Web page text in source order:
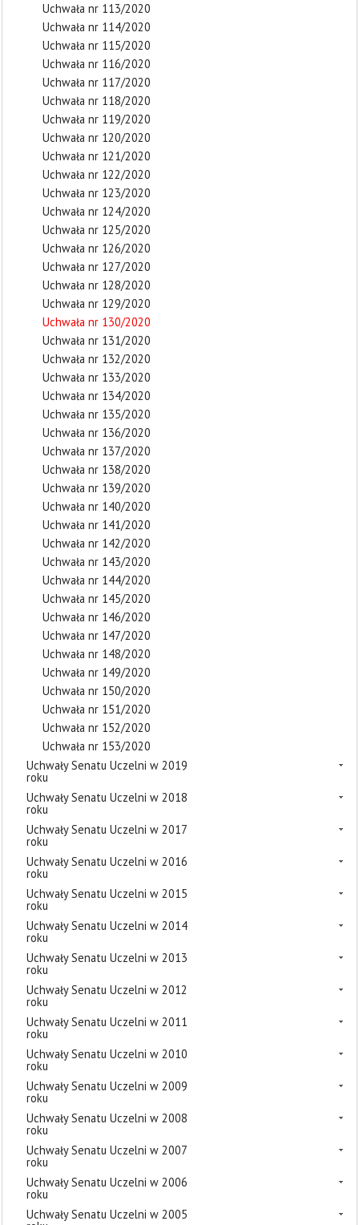
Uchwała nr 113/2020
Uchwała nr 114/2020
Uchwała nr 115/2020
Uchwała nr 116/2020
Uchwała nr 117/2020
Uchwała nr 118/2020
Uchwała nr 119/2020
Uchwała nr 120/2020
Uchwała nr 121/2020
Uchwała nr 122/2020
Uchwała nr 123/2020
Uchwała nr 124/2020
Uchwała nr 125/2020
Uchwała nr 126/2020
Uchwała nr 127/2020
Uchwała nr 128/2020
Uchwała nr 129/2020
Uchwała nr 130/2020
Uchwała nr 131/2020
Uchwała nr 132/2020
Uchwała nr 133/2020
Uchwała nr 134/2020
Uchwała nr 135/2020
Uchwała nr 136/2020
Uchwała nr 137/2020
Uchwała nr 138/2020
Uchwała nr 139/2020
Uchwała nr 140/2020
Uchwała nr 141/2020
Uchwała nr 142/2020
Uchwała nr 143/2020
Uchwała nr 144/2020
Uchwała nr 145/2020
Uchwała nr 146/2020
Uchwała nr 147/2020
Uchwała nr 148/2020
Uchwała nr 149/2020
Uchwała nr 150/2020
Uchwała nr 151/2020
Uchwała nr 152/2020
Uchwała nr 153/2020
Uchwały Senatu Uczelni w 2019
roku
Uchwały Senatu Uczelni w 2018
roku
Uchwały Senatu Uczelni w 2017
roku
Uchwały Senatu Uczelni w 2016
roku
Uchwały Senatu Uczelni w 2015
roku
Uchwały Senatu Uczelni w 2014
roku
Uchwały Senatu Uczelni w 2013
roku
Uchwały Senatu Uczelni w 2012
roku
Uchwały Senatu Uczelni w 2011
roku
Uchwały Senatu Uczelni w 2010
roku
Uchwały Senatu Uczelni w 2009
roku
Uchwały Senatu Uczelni w 2008
roku
Uchwały Senatu Uczelni w 2007
roku
Uchwały Senatu Uczelni w 2006
roku
Uchwały Senatu Uczelni w 2005